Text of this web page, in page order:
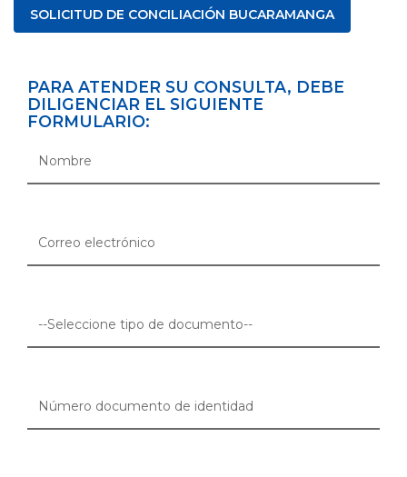
SOLICITUD DE CONCILIACIÓN BUCARAMANGA
PARA ATENDER SU CONSULTA, DEBE
DILIGENCIAR EL SIGUIENTE
FORMULARIO: